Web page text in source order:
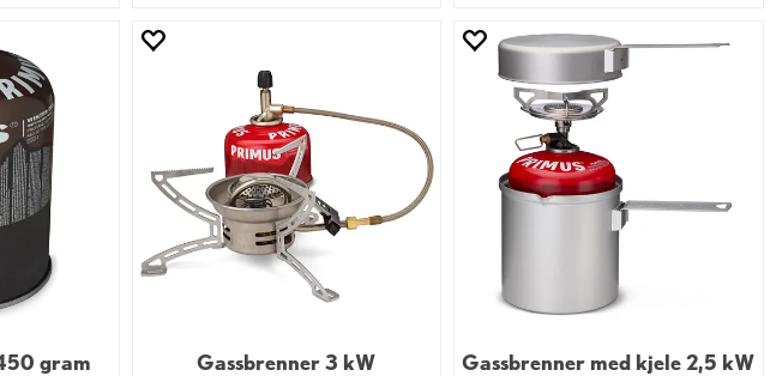
gram Gassbrenner 3 kW Gassbrenner med kjele 2,5 kW